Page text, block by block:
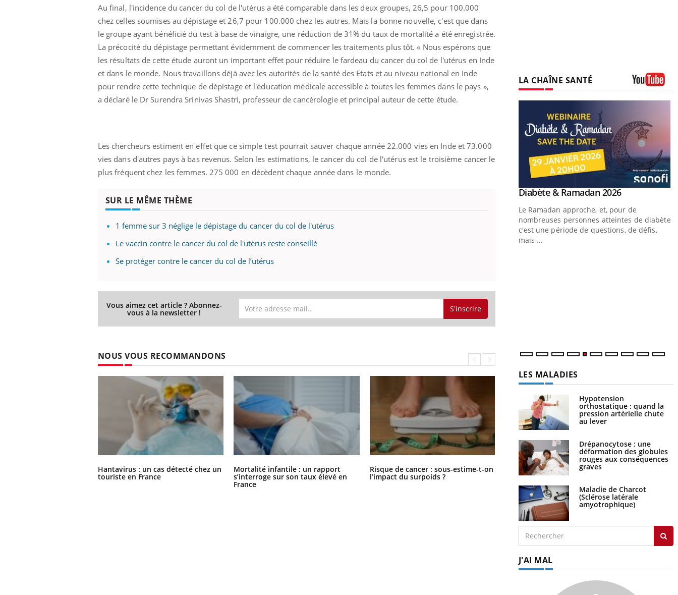
Au final, l'incidence du cancer du col de l'utérus a été comparable dans les deux groupes, 26,5 pour 100.000
chez celles soumises au dépistage et 26,7 pour 100.000 chez les autres. Mais la bonne nouvelle, c'est que dans
le groupe ayant bénéficié du test à base de vinaigre, une réduction de 31% du taux de mortalité a été enregistrée.
La précocité du dépistage permettant évidemment de commencer les traitements plus tôt. « Nous espérons que
les résultats de cette étude auront un important effet pour réduire le fardeau du cancer du col de l'utérus en Inde
et dans le monde. Nous travaillons déjà avec les autorités de la santé des Etats et au niveau national en Inde
pour rendre cette technique de dépistage et l'éducation médicale accessible à toutes les femmes dans le pays »,
a déclaré le Dr Surendra Srinivas Shastri, professeur de cancérologie et principal auteur de cette étude.
Les chercheurs estiment en effet que ce simple test pourrait sauver chaque année 22.000 vies en Inde et 73.000
vies dans d'autres pays à bas revenus. Selon les estimations, le cancer du col de l'utérus est le troisième cancer le
plus fréquent chez les femmes. 275 000 en décèdent chaque année dans le monde.
SUR LE MÊME THÈME
1 femme sur 3 néglige le dépistage du cancer du col de l'utérus
Le vaccin contre le cancer du col de l'utérus reste conseillé
Se protéger contre le cancer du col de l’utérus
Vous aimez cet article ? Abonnez-
vous à la newsletter ! S'inscrire
NOUS VOUS RECOMMANDONS
Hantavirus : un cas détecté chez un
touriste en France
Mortalité infantile : un rapport
s’interroge sur son taux élevé en
France
Risque de cancer : sous-estime-t-on
l’impact du surpoids ?
Régimes cétogènes : un risque de
cancer de l’intestin grêle
LA CHAÎNE SANTÉ
Insuline & Charge mentale : et si on
osait en parler??Youtube
reste entourée d'idées reçues chez les
patients comme parfois chez les soignants.
rythme de vie ! Vacances, plage, piscine,
soleil, activités en plein air… Nos mains sont
...
Youtube
Diabète & Ramadan 2026Youtube
Le Ramadan approche, et, pour de
nombreuses personnes atteintes de diabète,
c'est une période de questions, de défis,
mais ...
LES MALADIES
Hypotension
orthostatique : quand la
pression artérielle chute
au lever
Drépanocytose : une
déformation des globules
rouges aux conséquences
graves
Maladie de Charcot
(Sclérose latérale
amyotrophique)
J'AI MAL